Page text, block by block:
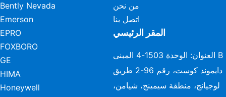
Bently Nevada
Emerson
EPRO
FOXBORO
GE
HIMA
Honeywell
من نحن
اتصل بنا
المقر الرئيسي
العنوان: الوحدة 1503-4 المبنى B
دايموند كوست، رقم 96-2 طريق
لوجيانج، منطقة سيمينج، شيامن،